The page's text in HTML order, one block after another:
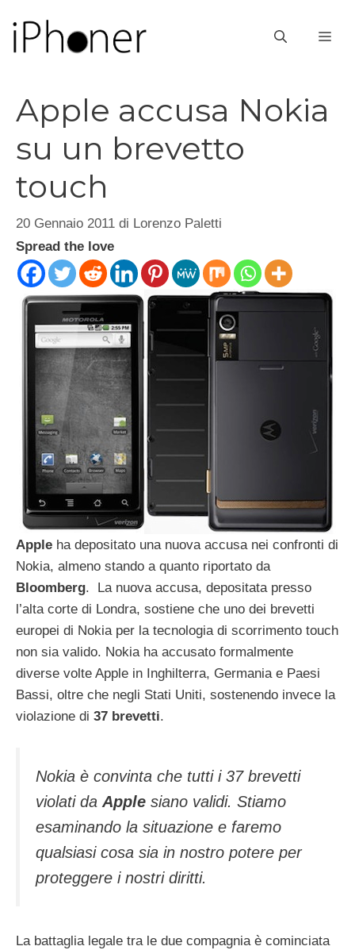
contenuto
Apple accusa Nokia
su un brevetto
touch
20 Gennaio 2011 di Lorenzo Paletti
Spread the love
Apple ha depositato una nuova accusa nei confronti di
Nokia, almeno stando a quanto riportato da
Bloomberg. La nuova accusa, depositata presso
l’alta corte di Londra, sostiene che uno dei brevetti
europei di Nokia per la tecnologia di scorrimento touch
non sia valido. Nokia ha accusato formalmente
diverse volte Apple in Inghilterra, Germania e Paesi
Bassi, oltre che negli Stati Uniti, sostenendo invece la
violazione di 37 brevetti.
Nokia è convinta che tutti i 37 brevetti
violati da Apple siano validi. Stiamo
esaminando la situazione e faremo
qualsiasi cosa sia in nostro potere per
proteggere i nostri diritti.
La battaglia legale tra le due compagnia è cominciata